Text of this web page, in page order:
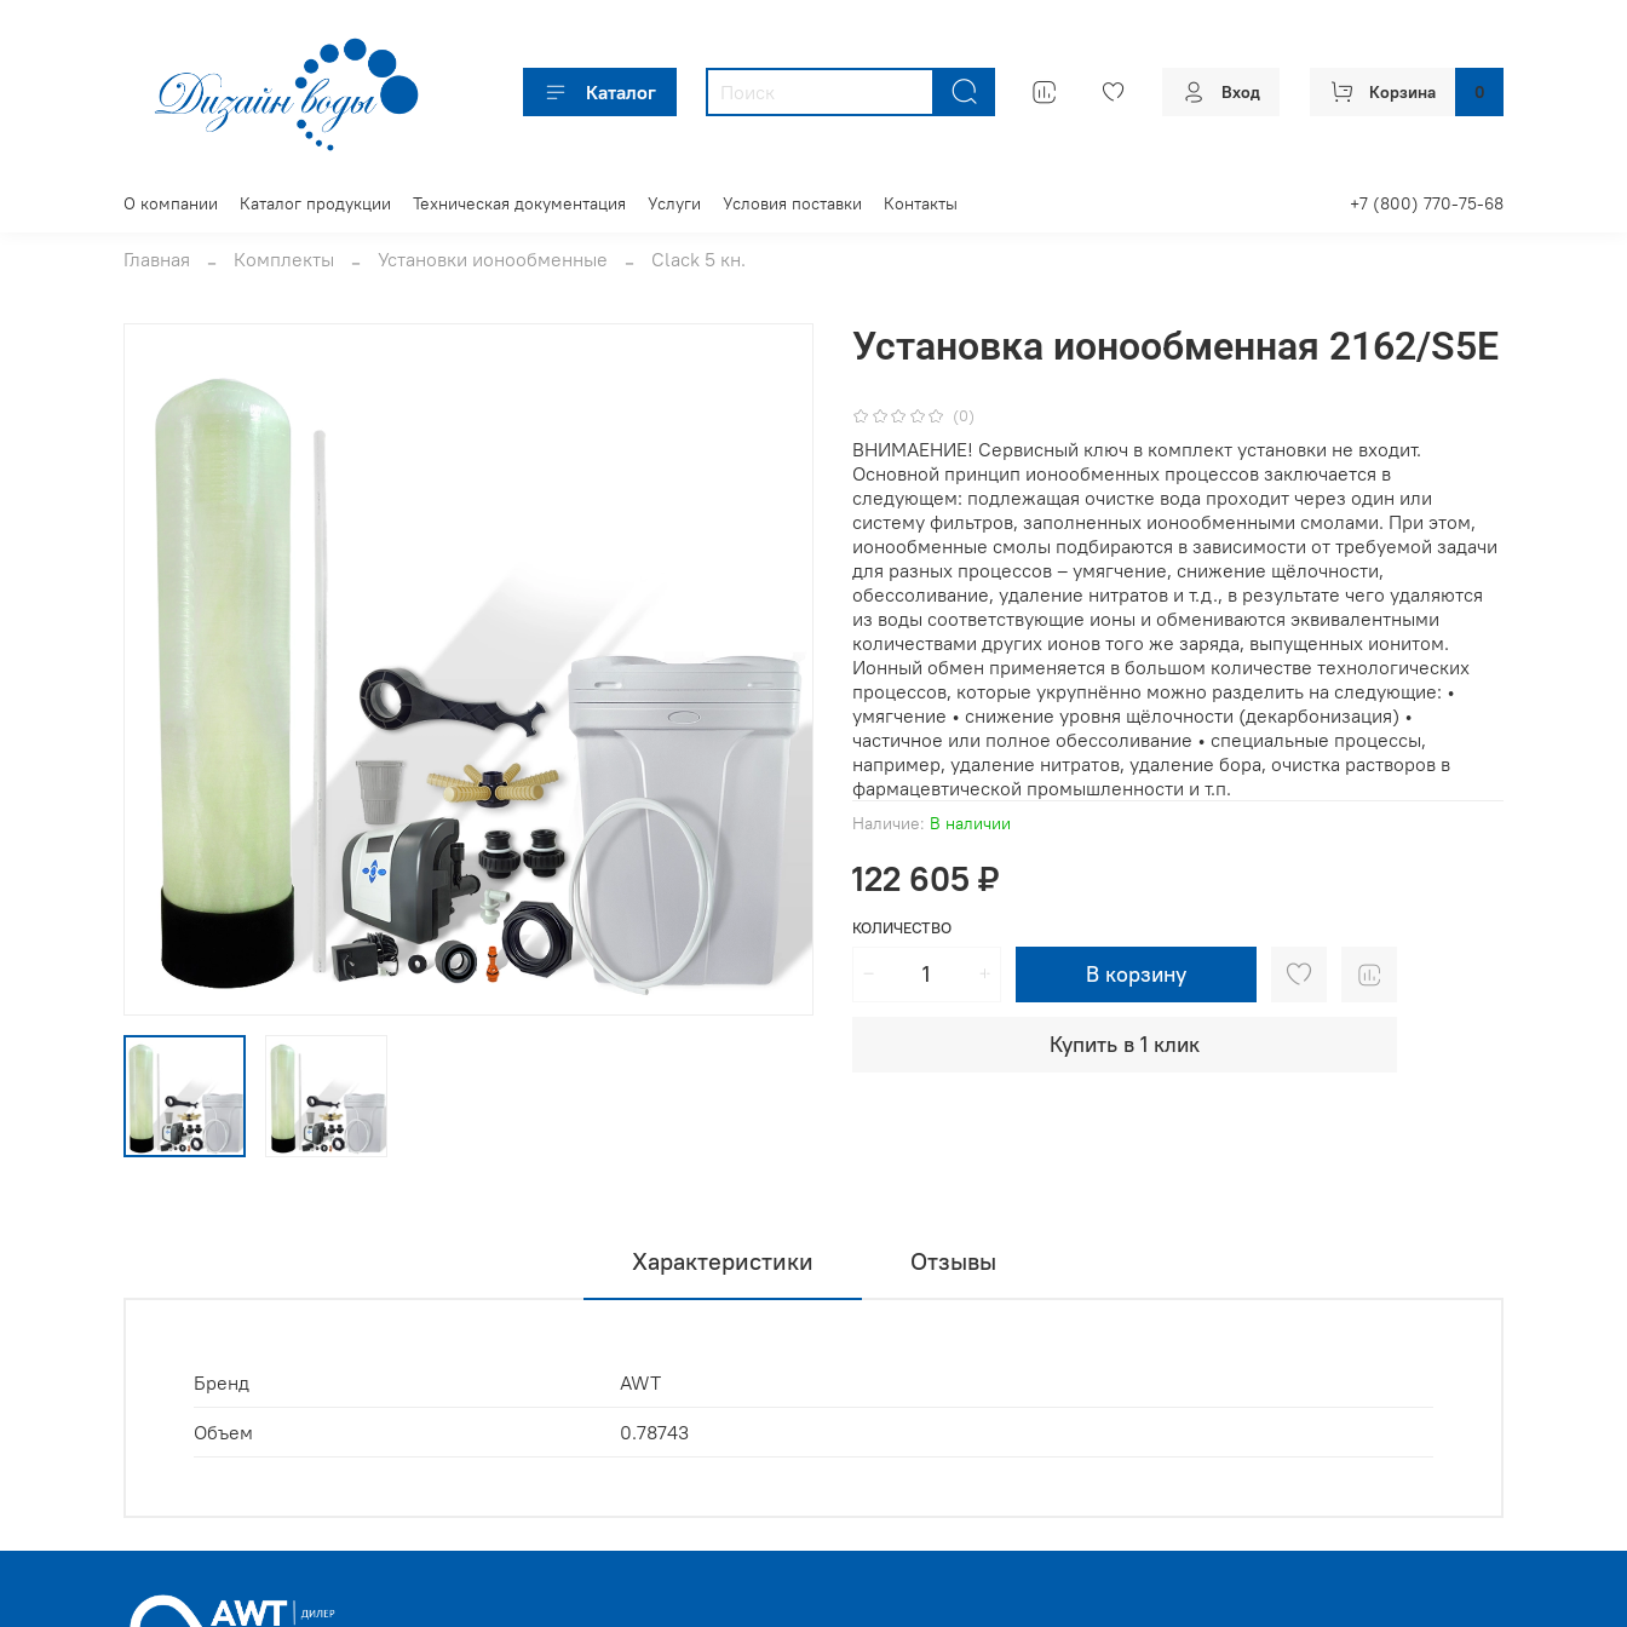
Каталог Вход Корзина 0
О компании Каталог продукции Техническая документация Услуги Условия поставки Контакты +7 (800) 770-75-68
Главная Комплекты Установки ионообменные Clack 5 кн.
(0)
Наличие: В наличии
Установка ионообменная 2162/S5E
122 605 ₽
КОЛИЧЕСТВО
В корзину
Купить в 1 клик
ВНИМАЕНИЕ! Сервисный ключ в комплект установки не входит.
Основной принцип ионообменных процессов заключается в
следующем: подлежащая очистке вода проходит через один или
систему фильтров, заполненных ионообменными смолами. При этом,
ионообменные смолы подбираются в зависимости от требуемой задачи
для разных процессов – умягчение, снижение щёлочности,
обессоливание, удаление нитратов и т.д., в результате чего удаляются
из воды соответствующие ионы и обмениваются эквивалентными
количествами других ионов того же заряда, выпущенных ионитом.
Ионный обмен применяется в большом количестве технологических
процессов, которые укрупнённо можно разделить на следующие: •
умягчение • снижение уровня щёлочности (декарбонизация) •
частичное или полное обессоливание • специальные процессы,
например, удаление нитратов, удаление бора, очистка растворов в
фармацевтической промышленности и т.п.
Характеристики Отзывы
Бренд AWT
Объем 0.78743